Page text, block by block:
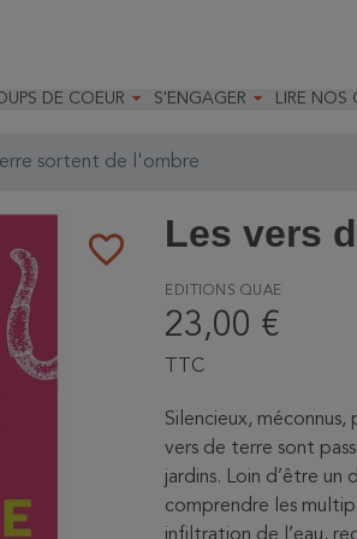
DE COEUR  S'ENGAGER 
Faire un legs
LIRE NOS
sortent de l'ombre
favorite_border Les vers
EDITIONS QUAE
23,00 €
TTC
Silencieux,
vers de terre sont
jardins. Loin d’être
comprendre les